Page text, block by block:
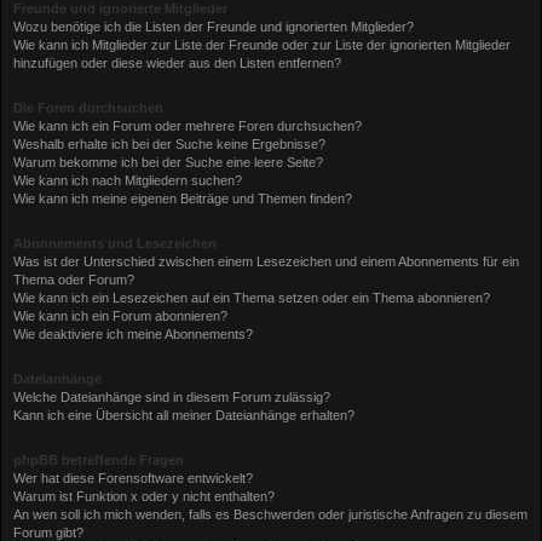
Freunde und ignorierte Mitglieder
Wozu benötige ich die Listen der Freunde und ignorierten Mitglieder?
Wie kann ich Mitglieder zur Liste der Freunde oder zur Liste der ignorierten Mitglieder
hinzufügen oder diese wieder aus den Listen entfernen?
Die Foren durchsuchen
Wie kann ich ein Forum oder mehrere Foren durchsuchen?
Weshalb erhalte ich bei der Suche keine Ergebnisse?
Warum bekomme ich bei der Suche eine leere Seite?
Wie kann ich nach Mitgliedern suchen?
Wie kann ich meine eigenen Beiträge und Themen finden?
Abonnements und Lesezeichen
Was ist der Unterschied zwischen einem Lesezeichen und einem Abonnements für ein
Thema oder Forum?
Wie kann ich ein Lesezeichen auf ein Thema setzen oder ein Thema abonnieren?
Wie kann ich ein Forum abonnieren?
Wie deaktiviere ich meine Abonnements?
Dateianhänge
Welche Dateianhänge sind in diesem Forum zulässig?
Kann ich eine Übersicht all meiner Dateianhänge erhalten?
phpBB betreffende Fragen
Wer hat diese Forensoftware entwickelt?
Warum ist Funktion x oder y nicht enthalten?
An wen soll ich mich wenden, falls es Beschwerden oder juristische Anfragen zu diesem
Forum gibt?